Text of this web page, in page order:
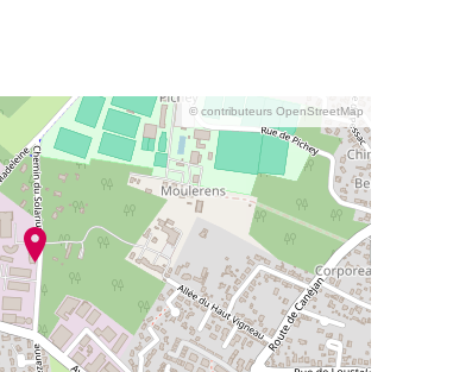
© contributeurs OpenStreetMap